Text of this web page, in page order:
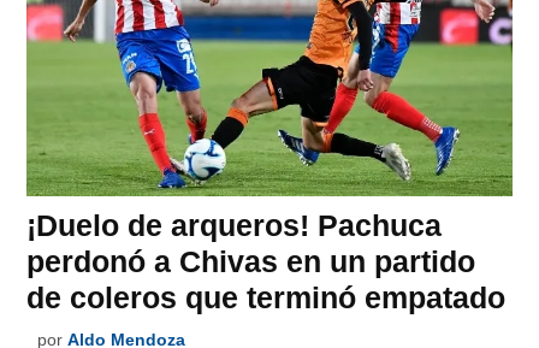
¡Duelo de arqueros! Pachuca
perdonó a Chivas en un partido
de coleros que terminó empatado
por Aldo Mendoza